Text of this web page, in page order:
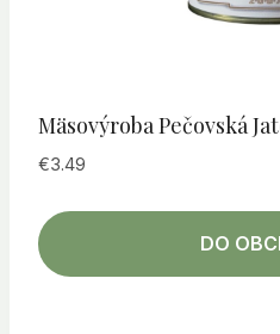
Mäsovýroba Pečovská
€3.49
DO